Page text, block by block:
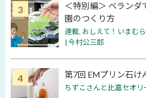
＜特別編＞ ベランダ
園のつくり方
連載, おしえて！いまむ
| 今村公三郎
第7回 EMプリン石け
ちずこさんと比嘉セオ